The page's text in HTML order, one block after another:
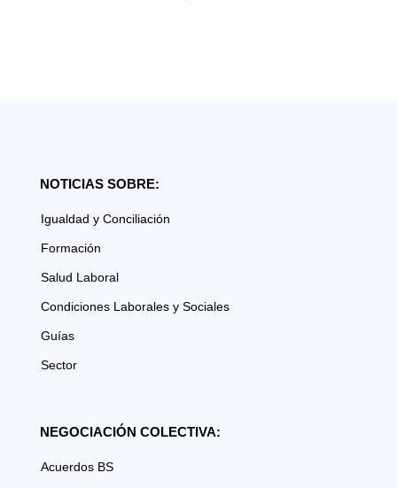
NOTICIAS SOBRE:
Igualdad y Conciliación
Formación
Salud Laboral
Condiciones Laborales y Sociales
Guías
Sector
NEGOCIACIÓN COLECTIVA:
Acuerdos BS